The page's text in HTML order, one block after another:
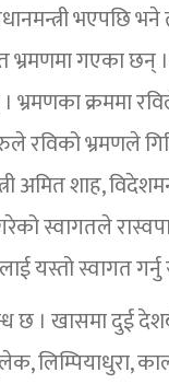
भएपछि भने
भ्रमणमा गएका छन्
। भ्रमणका क्रममा
रविको भ्रमणले
अमित शाह,
स्वागतले
यस्तो स्वागत गर्नु
छ । खासमा